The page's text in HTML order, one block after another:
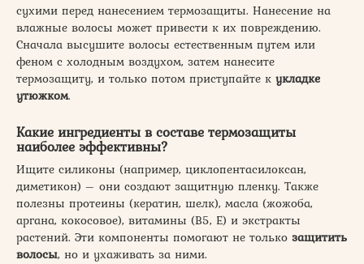
сухими перед нанесением термозащиты. Нанесение на
влажные волосы может привести к их повреждению.
Сначала высушите волосы естественным путем или
феном с холодным воздухом, затем нанесите
термозащиту, и только потом приступайте к укладке
утюжком.
Какие ингредиенты в составе термозащиты
наиболее эффективны?
Ищите силиконы (например, циклопентасилоксан,
диметикон) – они создают защитную пленку. Также
полезны протеины (кератин, шелк), масла (жожоба,
аргана, кокосовое), витамины (В5, Е) и экстракты
растений. Эти компоненты помогают не только защитить
волосы, но и ухаживать за ними.